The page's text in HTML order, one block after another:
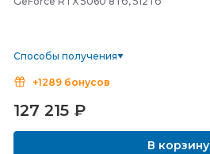
Способы получения
+1289 бонусов
127 215 ₽
В корзину